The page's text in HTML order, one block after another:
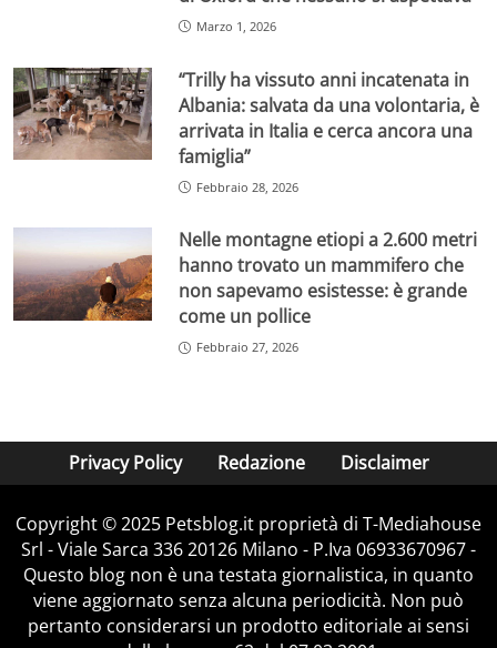
Marzo 1, 2026
“Trilly ha vissuto anni incatenata in
Albania: salvata da una volontaria, è
arrivata in Italia e cerca ancora una
famiglia”
Febbraio 28, 2026
Nelle montagne etiopi a 2.600 metri
hanno trovato un mammifero che
non sapevamo esistesse: è grande
come un pollice
Febbraio 27, 2026
Privacy Policy Redazione Disclaimer
Copyright © 2025 Petsblog.it proprietà di T-Mediahouse
Srl - Viale Sarca 336 20126 Milano - P.Iva 06933670967 -
Questo blog non è una testata giornalistica, in quanto
viene aggiornato senza alcuna periodicità. Non può
pertanto considerarsi un prodotto editoriale ai sensi